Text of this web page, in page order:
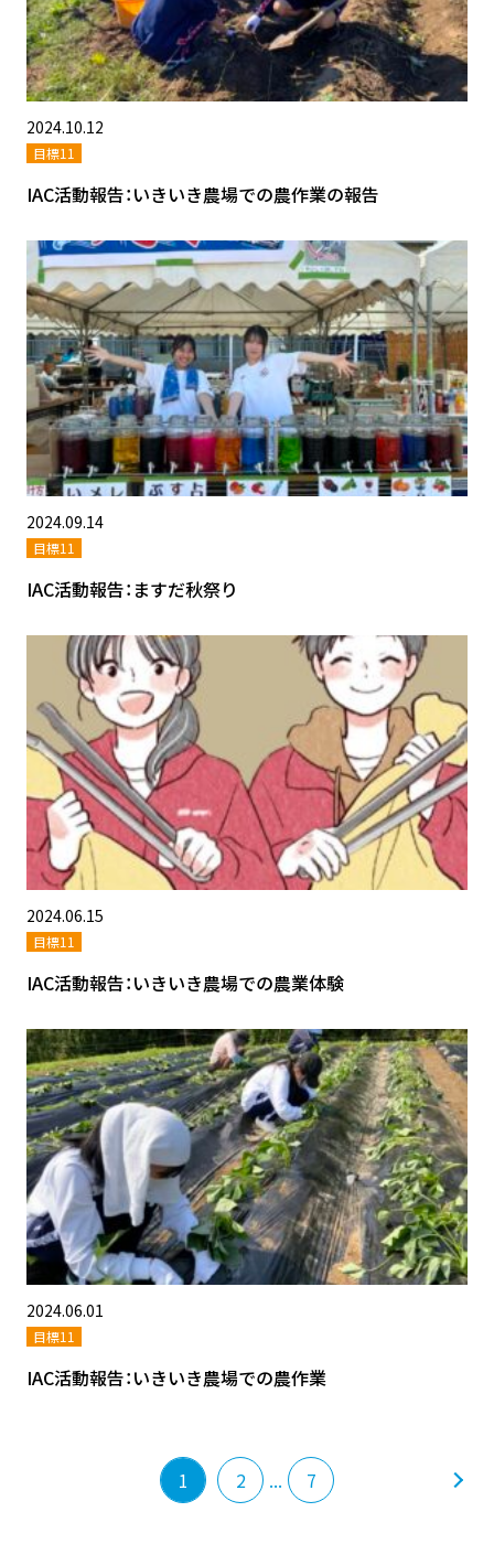
2024.10.12
目標11
IAC活動報告：いきいき農場での農作業の報告
2024.09.14
目標11
IAC活動報告：ますだ秋祭り
2024.06.15
目標11
IAC活動報告：いきいき農場での農業体験
2024.06.01
目標11
IAC活動報告：いきいき農場での農作業
1 2 ... 7